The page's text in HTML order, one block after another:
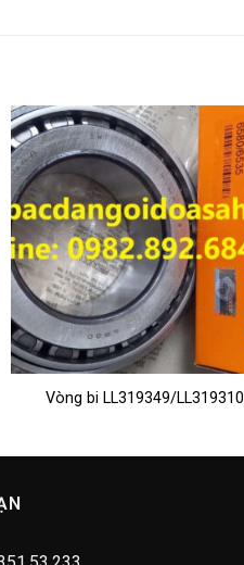
Vòng bi LL319349/LL319310